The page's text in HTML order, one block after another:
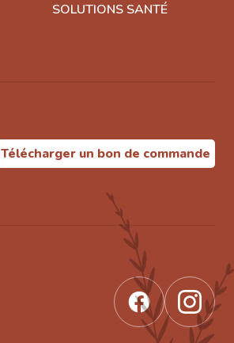
SOLUTIONS SANTÉ
Télécharger un bon de commande